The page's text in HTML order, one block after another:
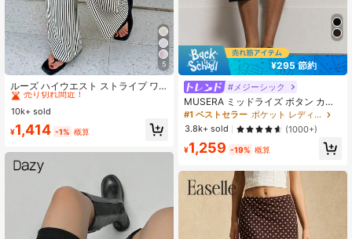
5
ルーズ ハイウエスト ストライプ ワ
イドレッグパンツ、ドローストリン
グ ウエスト、多用途 (ストライプパ
スタイル
#1 ベストセラー
に カジュアル カジュアルパンツ
売り切れ間近！
#1 ベストセラー
売り切れ間近！
#1 ベストセラー
売り切れ間近！
#1 ベストセラー
売り切れ間近！
10k+ sold
¥1,414 -1% 概算
¥295 節約
#メジーシック
MUSERA ミッドライズ ボタン カプ
リ レギンス、夏のホリデー バケーシ
ョン Y2K エレガント キュート カジ
ュアル セクシー コレクティブ 学校
再開 パンツ、春のビジネス
#1 ベストセラー
ポケット レディースレギンス
3.8k+ sold
(1000+)
¥1,259 -19% 概算